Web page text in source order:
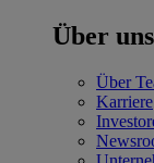
Über uns
Über
Karriere